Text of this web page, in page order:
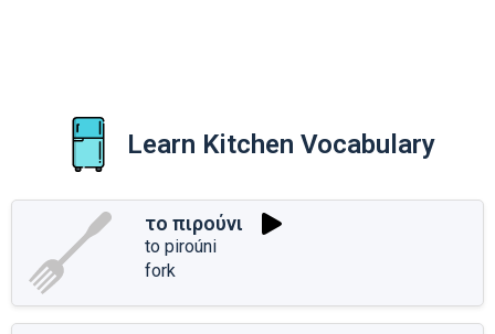
Learn Kitchen Vocabulary
το πιρούνι
to piroúni
fork